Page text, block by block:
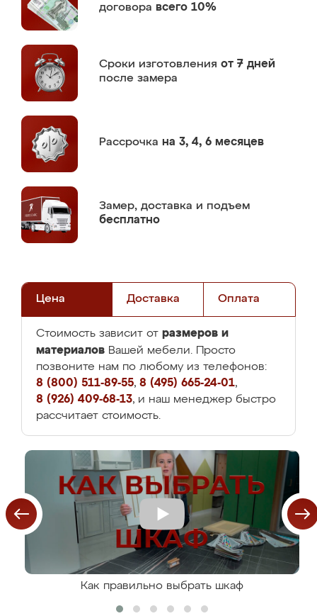
договора всего 10%
Сроки изготовления от 7 дней
после замера
Рассрочка на 3, 4, 6 месяцев
Замер, доставка и подъем
бесплатно
Цена Доставка Оплата
Стоимость зависит от размеров и
материалов Вашей мебели. Просто
позвоните нам по любому из телефонов:
8 (800) 511-89-55, 8 (495) 665-24-01,
8 (926) 409-68-13, и наш менеджер быстро
рассчитает стоимость.
Как правильно выбрать шкаф